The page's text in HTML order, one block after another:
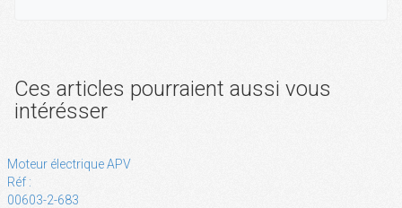
Ces articles pourraient aussi vous
intérésser
Moteur électrique APV
Réf :
00603-2-683